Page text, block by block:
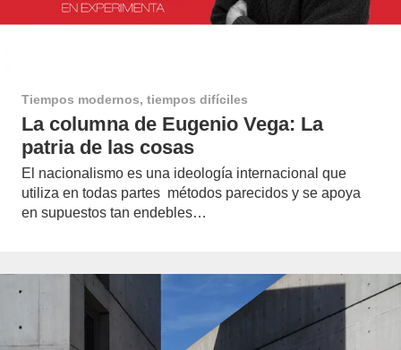
Tiempos modernos, tiempos difíciles
La columna de Eugenio Vega: La
patria de las cosas
El nacionalismo es una ideología internacional que
utiliza en todas partes métodos parecidos y se apoya
en supuestos tan endebles…